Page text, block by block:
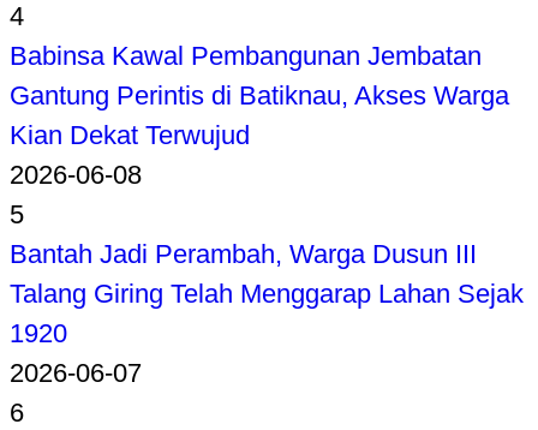
4
Babinsa Kawal Pembangunan Jembatan
Gantung Perintis di Batiknau, Akses Warga
Kian Dekat Terwujud
2026-06-08
5
Bantah Jadi Perambah, Warga Dusun III
Talang Giring Telah Menggarap Lahan Sejak
1920
2026-06-07
6